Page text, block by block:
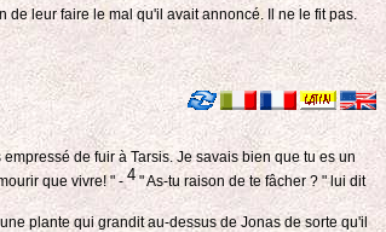
leur faire le mal qu'il avait annoncé. Il ne le fit pas.
de fuir à Tarsis. Je savais bien que tu es un
que vivre! " -4 " As-tu raison de te fâcher ? " lui dit
plante qui grandit au-dessus de Jonas de sorte qu'il